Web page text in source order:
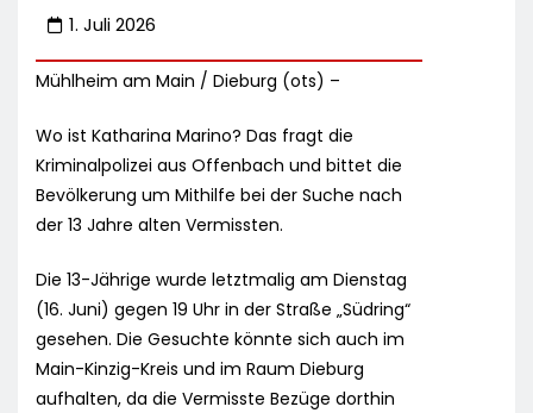
1. Juli 2026
Mühlheim am Main / Dieburg (ots) –
Wo ist Katharina Marino? Das fragt die
Kriminalpolizei aus Offenbach und bittet die
Bevölkerung um Mithilfe bei der Suche nach
der 13 Jahre alten Vermissten.
Die 13-Jährige wurde letztmalig am Dienstag
(16. Juni) gegen 19 Uhr in der Straße „Südring“
gesehen. Die Gesuchte könnte sich auch im
Main-Kinzig-Kreis und im Raum Dieburg
aufhalten, da die Vermisste Bezüge dorthin